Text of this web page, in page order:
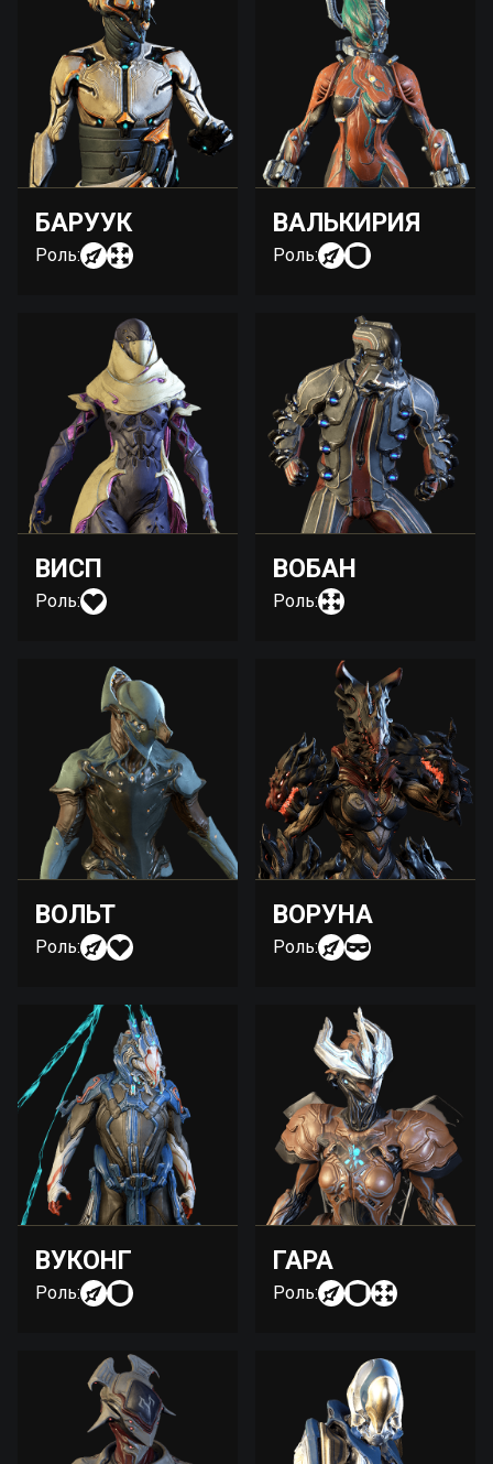
БАРУУК
Роль:
ВАЛЬКИРИЯ
Роль:
ВИСП
Роль:
ВОБАН
Роль:
ВОЛЬТ
Роль:
ВОРУНА
Роль:
ВУКОНГ
Роль:
ГАРА
Роль: